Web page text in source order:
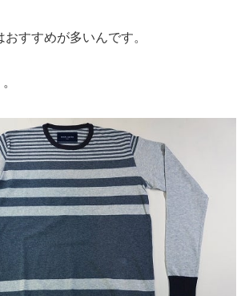
すすめが多いんです。